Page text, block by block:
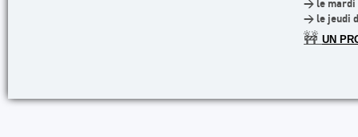
> le mardi
> le jeudi
🚧 UN